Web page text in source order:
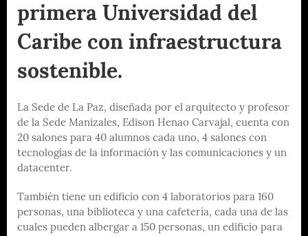
primera Universidad del
Caribe con infraestructura
sostenible.
La Sede de La Paz, diseñada por el arquitecto y profesor
de la Sede Manizales, Edison Henao Carvajal, cuenta con
20 salones para 40 alumnos cada uno, 4 salones con
tecnologías de la información y las comunicaciones y un
datacenter.
También tiene un edificio con 4 laboratorios para 160
personas, una biblioteca y una cafetería, cada una de las
cuales pueden albergar a 150 personas, un edificio para